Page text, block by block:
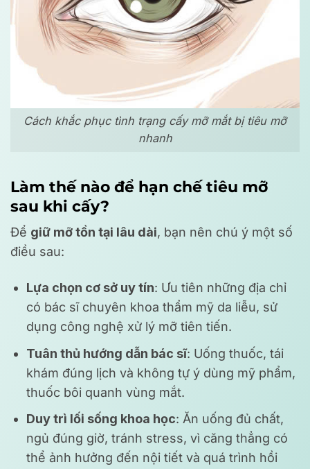
Cách khắc phục tình trạng cấy mỡ mắt bị tiêu mỡ
nhanh
Làm thế nào để hạn chế tiêu mỡ
sau khi cấy?
Để giữ mỡ tồn tại lâu dài, bạn nên chú ý một số
điều sau:
Lựa chọn cơ sở uy tín: Ưu tiên những địa chỉ
có bác sĩ chuyên khoa thẩm mỹ da liễu, sử
dụng công nghệ xử lý mỡ tiên tiến.
Tuân thủ hướng dẫn bác sĩ: Uống thuốc, tái
khám đúng lịch và không tự ý dùng mỹ phẩm,
thuốc bôi quanh vùng mắt.
Duy trì lối sống khoa học: Ăn uống đủ chất,
ngủ đúng giờ, tránh stress, vì căng thẳng có
thể ảnh hưởng đến nội tiết và quá trình hồi